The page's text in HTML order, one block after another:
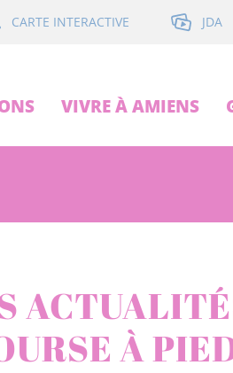
CARTE INTERACTIVE JDA
VIVRE À AMIENS
À